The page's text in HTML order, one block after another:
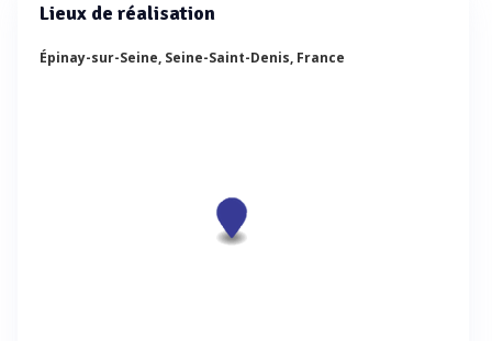
Lieux de réalisation
Épinay-sur-Seine, Seine-Saint-Denis, France